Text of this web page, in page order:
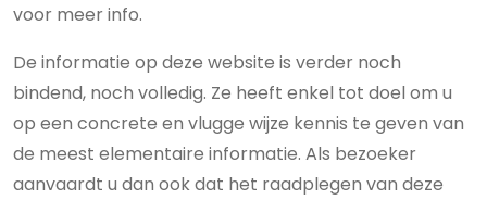
voor meer info.
De informatie op deze website is verder noch
bindend, noch volledig. Ze heeft enkel tot doel om u
op een concrete en vlugge wijze kennis te geven van
de meest elementaire informatie. Als bezoeker
aanvaardt u dan ook dat het raadplegen van deze